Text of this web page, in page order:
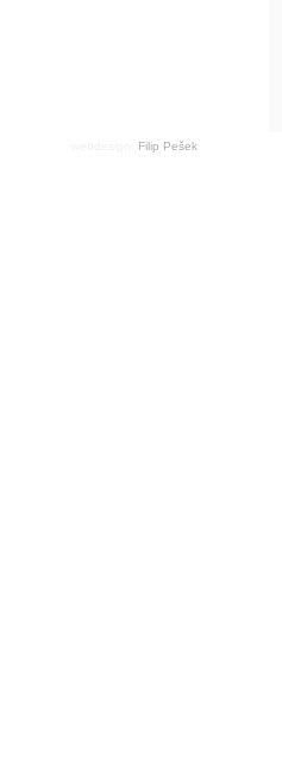
Filip Pešek